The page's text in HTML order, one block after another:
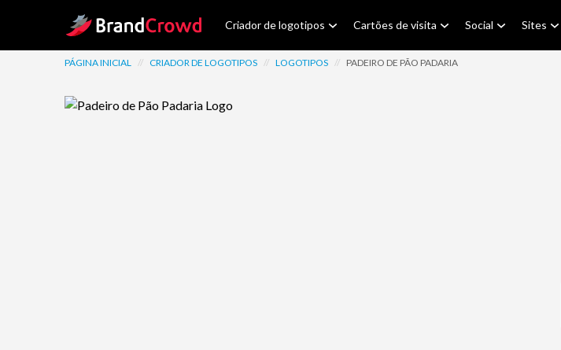
Site Logo Criador de logotipos Cartões de visita Social Sites
PÁGINA INICIAL // CRIADOR DE LOGOTIPOS // LOGOTIPOS // PADEIRO DE PÃO PADARIA